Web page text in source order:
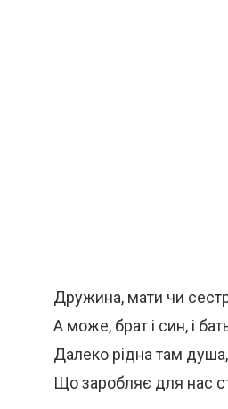
Дружина, мати чи
А може, брат і син, і
Далеко рідна там душа,
Що заробляє для нас